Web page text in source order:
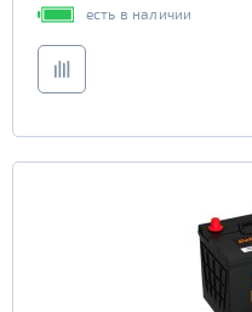
есть в наличии